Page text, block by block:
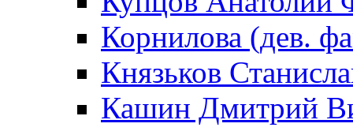
Корнилова (дев.
Князьков
Кашин Дмитрий